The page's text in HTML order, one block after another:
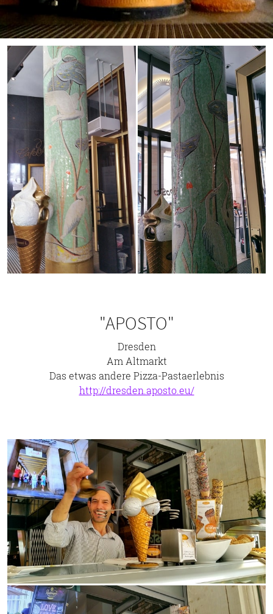
"APOSTO"
Dresden
Am Altmarkt
Das etwas andere Pizza-Pastaerlebnis
http://dresden.aposto.eu/